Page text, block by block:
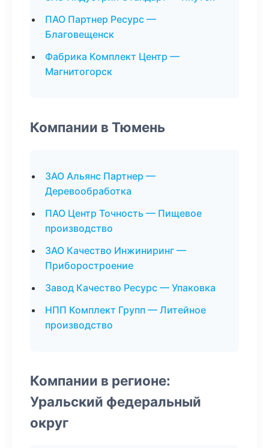
ПАО Партнер Ресурс —
Благовещенск
Фабрика Комплект Центр —
Магнитогорск
Компании в Тюмень
ЗАО Альянс Партнер —
Деревообработка
ПАО Центр Точность — Пищевое
производство
ЗАО Качество Инжиниринг —
Приборостроение
Завод Качество Ресурс — Упаковка
НПП Комплект Групп — Литейное
производство
Компании в регионе:
Уральский федеральный
округ